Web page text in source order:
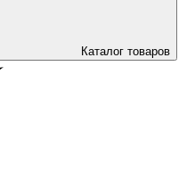
Каталог товаров